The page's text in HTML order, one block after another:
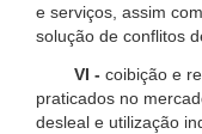
e serviços, assim
solução de conflitos
VI - coibição e
praticados no
desleal e utilização